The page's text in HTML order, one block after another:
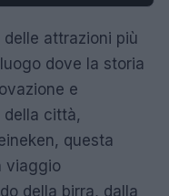
delle attrazioni più
dove la storia
e
della città,
questa
viaggio
della birra, dalla